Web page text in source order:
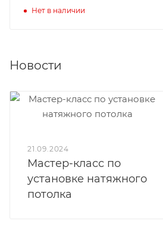
Нет в наличии
Новости
21.09.2024
Мастер-класс по
установке натяжного
потолка